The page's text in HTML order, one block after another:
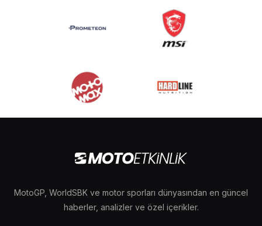
MotoGP, WorldSBK ve motor sporları dünyasından en güncel
haberler, analizler ve özel içerikler.